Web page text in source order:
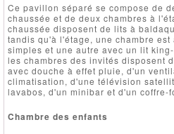
Ce pavillon séparé se compose de
chaussée et de deux chambres à
chaussée disposent de lits à
tandis qu'à l'étage, une chambre
simples et une autre avec un lit
les chambres des invités disposent
avec douche à effet pluie, d'un
climatisation, d'une télévision
lavabos, d'un minibar et d'un coffre-
Chambre des enfants